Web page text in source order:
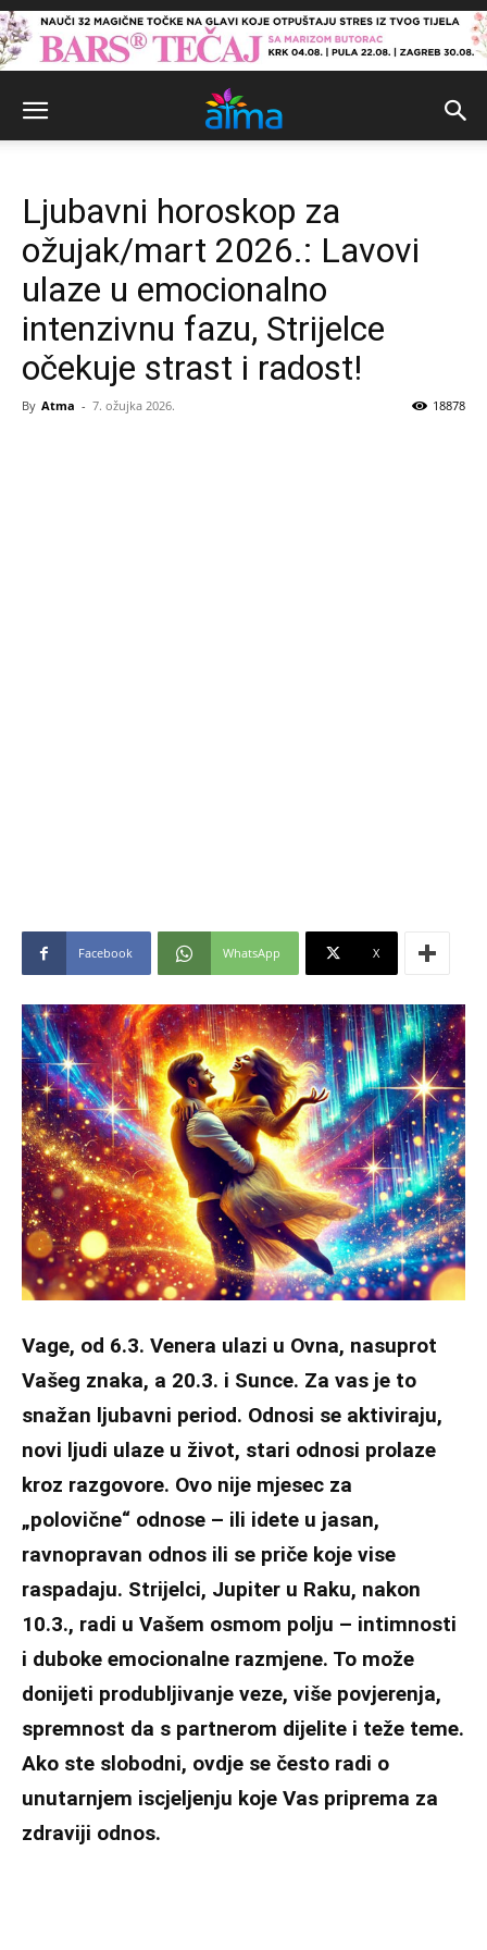
Ljubavni horoskop za
ožujak/mart 2026.: Lavovi
ulaze u emocionalno
intenzivnu fazu, Strijelce
očekuje strast i radost!
By Atma - 7. ožujka 2026. 18878
Facebook WhatsApp X
Vage, od 6.3. Venera ulazi u Ovna, nasuprot
Vašeg znaka, a 20.3. i Sunce. Za vas je to
snažan ljubavni period. Odnosi se aktiviraju,
novi ljudi ulaze u život, stari odnosi prolaze
kroz razgovore. Ovo nije mjesec za
„polovične“ odnose – ili idete u jasan,
ravnopravan odnos ili se priče koje vise
raspadaju. Strijelci, Jupiter u Raku, nakon
10.3., radi u Vašem osmom polju – intimnosti
i duboke emocionalne razmjene. To može
donijeti produbljivanje veze, više povjerenja,
spremnost da s partnerom dijelite i teže teme.
Ako ste slobodni, ovdje se često radi o
unutarnjem iscjeljenju koje Vas priprema za
zdraviji odnos.